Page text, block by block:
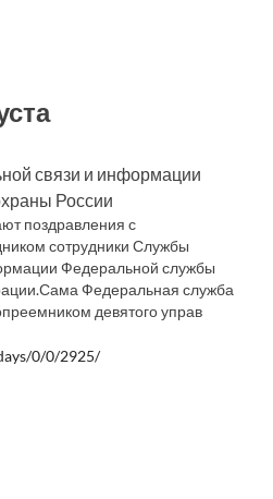
связи и информации
России
поздравления с
сотрудники Службы
Федеральной службы
Федеральная служба
девятого управ
0/0/2925/